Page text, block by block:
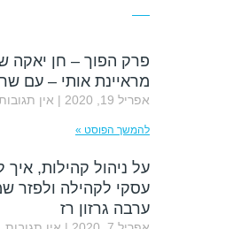
פרק הפוך – חן יאקה
מראיינת אותי – עם
אפריל 19, 2020 אין
להמשך הפוסט »
על ניהול קהילות, איך
עסקי לקהילה ולפזר
ערבה גרזון רז